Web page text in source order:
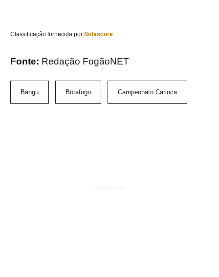
Classificação fornecida por Sofascore
Fonte: Redação FogãoNET
Bangu Botafogo Campeonato Carioca